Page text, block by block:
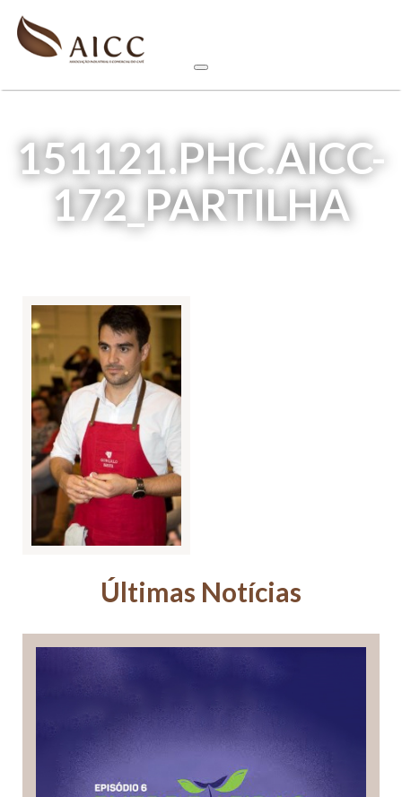
151121.PHC.AICC-
172_PARTILHA
Últimas Notícias